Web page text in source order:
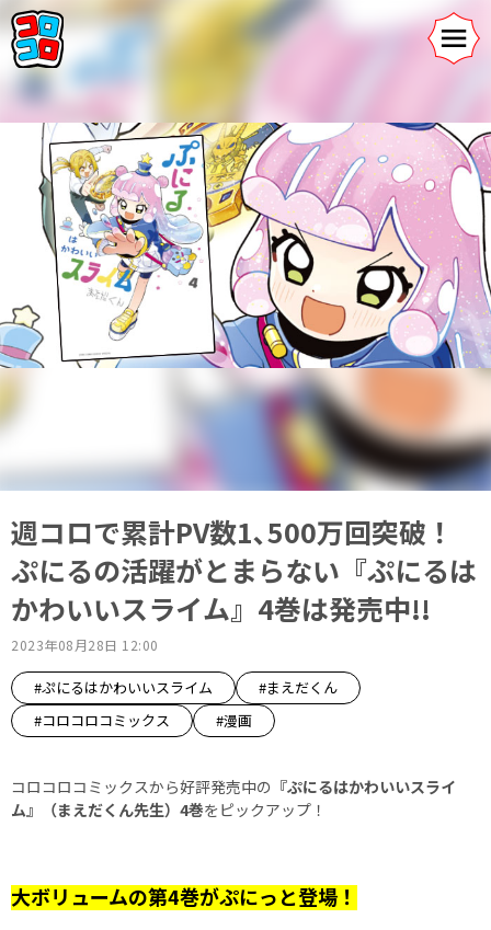
週コロで累計PV数1､500万回突破！
ぷにるの活躍がとまらない『ぷにるは
かわいいスライム』4巻は発売中!!
2023年08月28日 12:00
#ぷにるはかわいいスライム
#まえだくん
#コロコロコミックス
#漫画
コロコロコミックスから好評発売中の 『ぷにるはかわいいスライ
ム』（まえだくん先生）4巻をピックアップ！
大ボリュームの第4巻がぷにっと登場！